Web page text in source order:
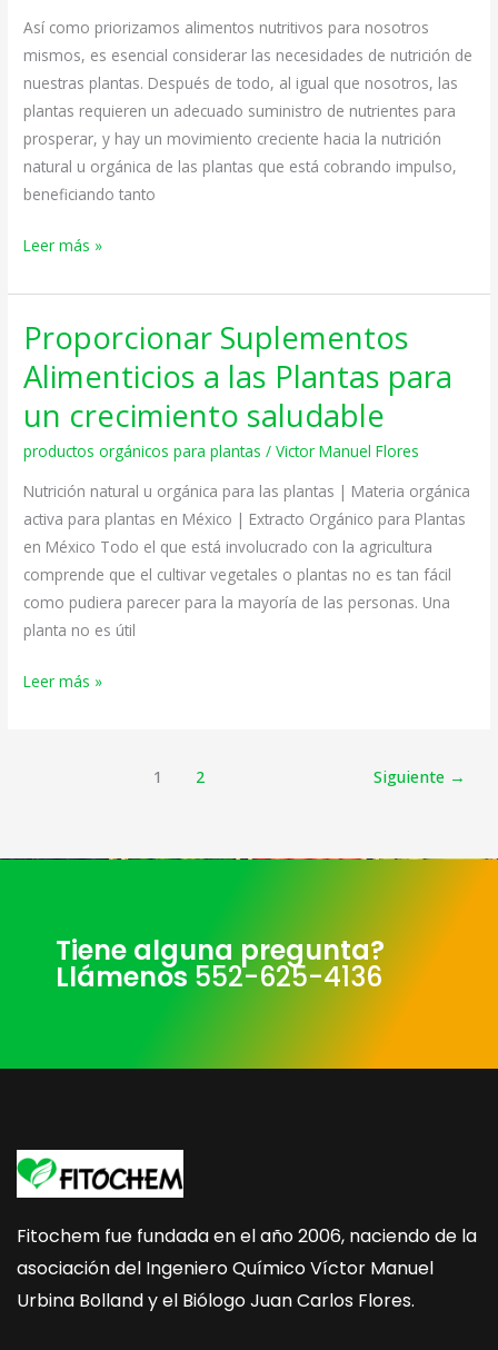
Así como priorizamos alimentos nutritivos para nosotros
mismos, es esencial considerar las necesidades de nutrición de
nuestras plantas. Después de todo, al igual que nosotros, las
plantas requieren un adecuado suministro de nutrientes para
prosperar, y hay un movimiento creciente hacia la nutrición
natural u orgánica de las plantas que está cobrando impulso,
beneficiando tanto
Orgánica
las
Plantas
Leer más »
Proporcionar Suplementos
Alimenticios a las Plantas para
un crecimiento saludable
productos orgánicos para plantas /Victor Manuel Flores
Nutrición natural u orgánica para las plantas | Materia orgánica
activa para plantas en México | Extracto Orgánico para Plantas
en México Todo el que está involucrado con la agricultura
comprende que el cultivar vegetales o plantas no es tan fácil
como pudiera parecer para la mayoría de las personas. Una
planta no es útil
Proporcionar
Suplementos
Alimenticios
a
para
un
crecimiento
saludable
Leer más »
1 2 Siguiente →
Tiene alguna pregunta?
Llámenos 552-625-4136
Fitochem fue fundada en el año 2006, naciendo de la
asociación del Ingeniero Químico Víctor Manuel
Urbina Bolland y el Biólogo Juan Carlos Flores.